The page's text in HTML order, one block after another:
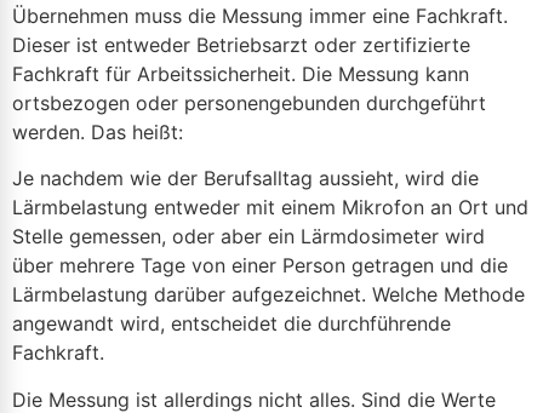
Übernehmen muss die Messung immer eine Fachkraft.
Dieser ist entweder Betriebsarzt oder zertifizierte
Fachkraft für Arbeitssicherheit. Die Messung kann
ortsbezogen oder personengebunden durchgeführt
werden. Das heißt:
Je nachdem wie der Berufsalltag aussieht, wird die
Lärmbelastung entweder mit einem Mikrofon an Ort und
Stelle gemessen, oder aber ein Lärmdosimeter wird
über mehrere Tage von einer Person getragen und die
Lärmbelastung darüber aufgezeichnet. Welche Methode
angewandt wird, entscheidet die durchführende
Fachkraft.
Die Messung ist allerdings nicht alles. Sind die Werte